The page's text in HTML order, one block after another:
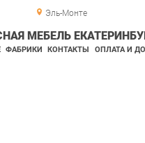
Эль-Монте
МЕБЕЛЬ
ФАБРИКИ КОНТАКТЫ ОПЛАТА И